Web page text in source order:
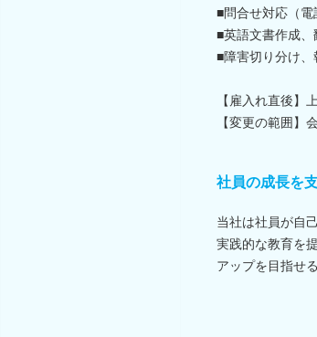
■問合せ対応（電
■英語文書作成、
■障害切り分け、
【雇入れ直後】
【変更の範囲】
社員の成長を
当社は社員が自
実践的な教育を
アップを目指せ